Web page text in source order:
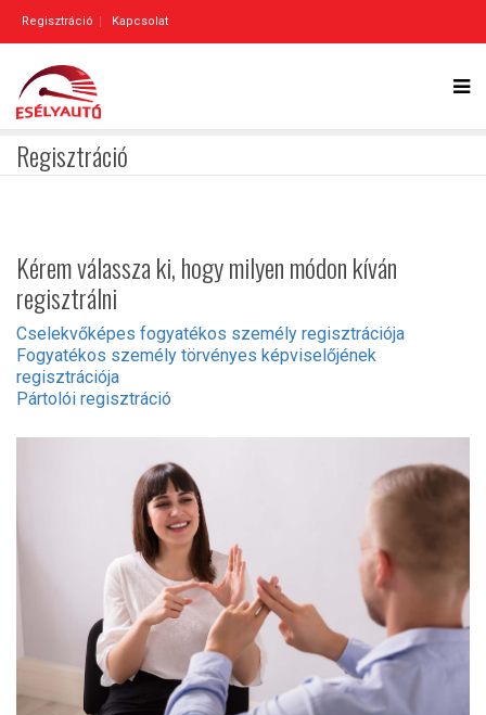
Regisztráció Kapcsolat
Regisztráció
Kérem válassza ki, hogy milyen módon kíván
regisztrálni
Cselekvőképes fogyatékos személy regisztrációja
Fogyatékos személy törvényes képviselőjének
regisztrációja
Pártolói regisztráció